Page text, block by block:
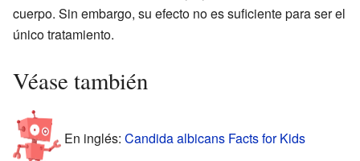
cuerpo. Sin embargo, su efecto no es suficiente para ser el
único tratamiento.
Véase también
En inglés: Candida albicans Facts for Kids